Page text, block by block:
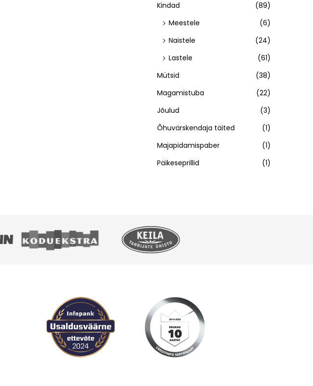
Kindad
(89)
Meestele
(6)
Naistele
(24)
Lastele
(61)
Mütsid
(38)
Magamistuba
(22)
Jõulud
(3)
Õhuvärskendaja täited
(1)
Majapidamispaber
(1)
Päikeseprillid
(1)